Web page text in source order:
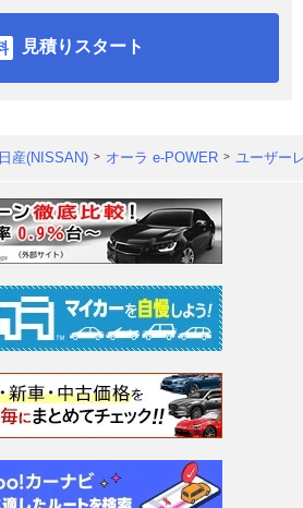
見積りスタート
日産(NISSAN) オーラ e-POWER ユーザー